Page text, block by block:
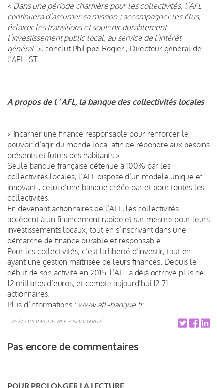
« Dans une période charnière pour les collectivités, l’AFL
continuera d’assumer sa mission : accompagner les élus,
éclairer les transitions et soutenir durablement
l’investissement public local, au service de l’intérêt
général. », conclut Philippe Rogier , Directeur général de
l’AFL -ST.
-----------------------------------------------------------------------------------
----------------------------------------------------
A propos de l ’ AFL, la banque des collectivités locales
-----------------------------------------------------------------------------------
----------------------------------------------------
« Incarner une finance responsable pour renforcer le
pouvoir d’agir du monde local afin de répondre aux besoins
présents et futurs des habitants ».
Seule banque française détenue à 100% par les
collectivités locales, l’AFL dispose d’un modèle unique et
innovant ; celui d’une banque créée par et pour toutes les
collectivités.
En devenant actionnaires de l’AFL, les collectivités
accèdent à un financement rapide et sur mesure pour leurs
investissements locaux, tout en s’inscrivant dans une
démarche de finance durable et responsable.
Pour les collectivités, c’est la liberté d’investir, tout en
ayant une gestion maîtrisée de leurs finances. Depuis le
début de son activité en 2015, l’AFL a déjà octroyé plus de
12 milliards d’euros, et compte aujourd’hui 12 71
actionnaires.
Plus d’informations : www.afl -banque.fr
VIE ÉCONOMIQUE, RSE & SOLIDARITÉ
Pas encore de commentaires
POUR PROLONGER LA LECTURE